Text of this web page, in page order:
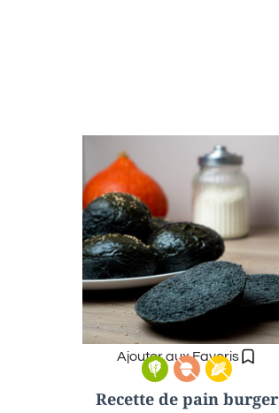
Ajouter aux Favoris
Recette de pain burger